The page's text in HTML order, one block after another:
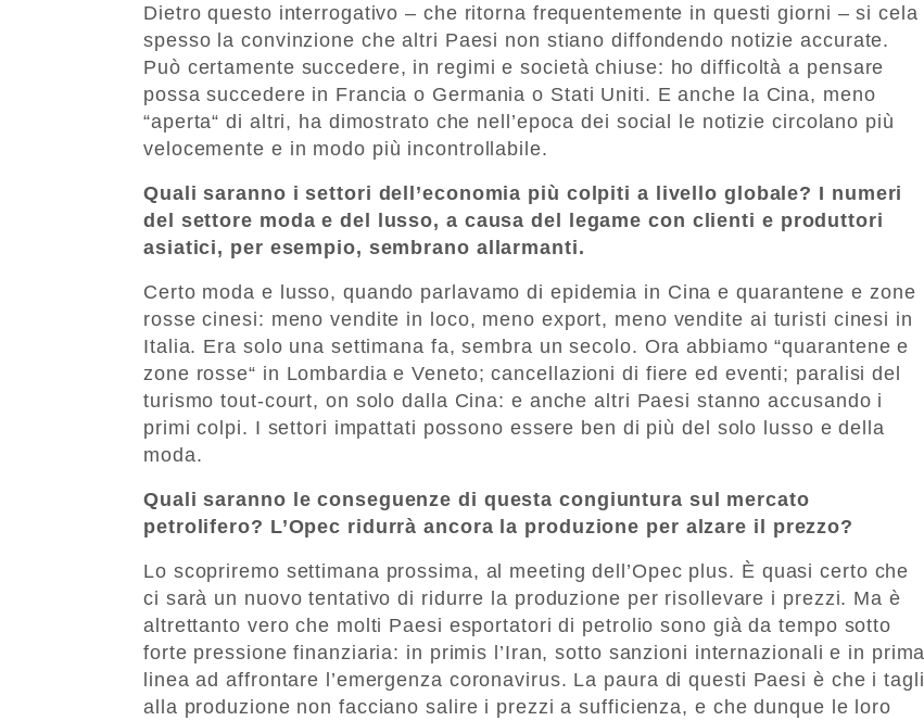
Dietro questo interrogativo – che ritorna frequentemente in questi giorni – si cela
spesso la convinzione che altri Paesi non stiano diffondendo notizie accurate.
Può certamente succedere, in regimi e società chiuse: ho difficoltà a pensare
possa succedere in Francia o Germania o Stati Uniti. E anche la Cina, meno
“aperta“ di altri, ha dimostrato che nell’epoca dei social le notizie circolano più
velocemente e in modo più incontrollabile.
Quali saranno i settori dell’economia più colpiti a livello globale? I numeri
del settore moda e del lusso, a causa del legame con clienti e produttori
asiatici, per esempio, sembrano allarmanti.
Certo moda e lusso, quando parlavamo di epidemia in Cina e quarantene e zone
rosse cinesi: meno vendite in loco, meno export, meno vendite ai turisti cinesi in
Italia. Era solo una settimana fa, sembra un secolo. Ora abbiamo “quarantene e
zone rosse“ in Lombardia e Veneto; cancellazioni di fiere ed eventi; paralisi del
turismo tout-court, on solo dalla Cina: e anche altri Paesi stanno accusando i
primi colpi. I settori impattati possono essere ben di più del solo lusso e della
moda.
Quali saranno le conseguenze di questa congiuntura sul mercato
petrolifero? L’Opec ridurrà ancora la produzione per alzare il prezzo?
Lo scopriremo settimana prossima, al meeting dell’Opec plus. È quasi certo che
ci sarà un nuovo tentativo di ridurre la produzione per risollevare i prezzi. Ma è
altrettanto vero che molti Paesi esportatori di petrolio sono già da tempo sotto
forte pressione finanziaria: in primis l’Iran, sotto sanzioni internazionali e in prima
linea ad affrontare l’emergenza coronavirus. La paura di questi Paesi è che i tagli
alla produzione non facciano salire i prezzi a sufficienza, e che dunque le loro